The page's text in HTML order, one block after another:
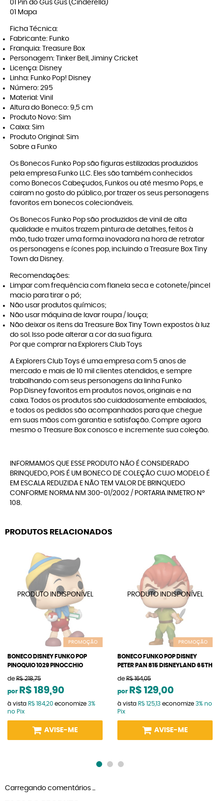
01 Pin do Gus Gus (Cinderella)
01 Mapa
Ficha Técnica:
Fabricante: Funko
Franquia: Treasure Box
Personagem: Tinker Bell, Jiminy Cricket
Licença: Disney
Linha: Funko Pop! Disney
Número: 295
Material: Vinil
Altura do Boneco: 9,5 cm
Produto Novo: Sim
Caixa: Sim
Produto Original: Sim
Sobre a Funko
Os Bonecos Funko Pop são figuras estilizadas produzidos
pela empresa Funko LLC. Eles são também conhecidos
como Bonecos Cabeçudos, Funkos ou até mesmo Pops, e
cairam no gosto do público, por trazer os seus personagens
favoritos em bonecos colecionáveis.
Os Bonecos Funko Pop são produzidos de vinil de alta
qualidade e muitos trazem pintura de detalhes, feitos à
mão, tudo trazer uma forma inovadora na hora de retratar
os personagens e ícones pop, incluindo a Treasure Box Tiny
Town da Disney.
Recomendações:
Limpar com frequência com flanela seca e cotonete/pincel
macio para tirar o pó;
Não usar produtos químicos;
Não usar máquina de lavar roupa / louça;
Não deixar os itens da Treasure Box Tiny Town expostos à luz
do sol. Isso pode alterar a cor da sua figura.
Por que comprar na Explorers Club Toys
A Explorers Club Toys é uma empresa com 5 anos de
mercado e mais de 10 mil clientes atendidos, e sempre
trabalhando com seus personagens da linha Funko
Pop Disney favoritos em produtos novos, originais e na
caixa. Todos os produtos são cuidadosamente embalados,
e todos os pedidos são acompanhados para que chegue
em suas mãos com garantia e satisfação. Compre agora
mesmo o Treasure Box conosco e incremente sua coleção.
INFORMAMOS QUE ESSE PRODUTO NÃO É CONSIDERADO
BRINQUEDO, POIS É UM BONECO DE COLEÇÃO CUJO MODELO É
EM ESCALA REDUZIDA E NÃO TEM VALOR DE BRINQUEDO
CONFORME NORMA NM 300-01/2002 / PORTARIA INMETRO Nº
108.
PRODUTOS RELACIONADOS
PROMOÇÃO
BONECO DISNEY FUNKO POP
PINOQUIO 1029 PINOCCHIO
de R$ 218,75
por R$ 189,90
à vista R$ 184,20 economize 3%
no Pix
AVISE-ME
PROMOÇÃO
BONECO FUNKO POP DISNEY
PETER PAN 815 DISNEYLAND 65TH
de R$ 164,05
por R$ 129,00
à vista R$ 125,13 economize 3% no
Pix
AVISE-ME
Carregando comentários ...